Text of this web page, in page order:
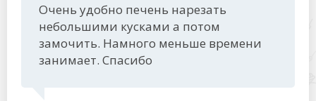
Очень удобно печень нарезать
небольшими кусками а потом
замочить. Намного меньше времени
занимает. Спасибо